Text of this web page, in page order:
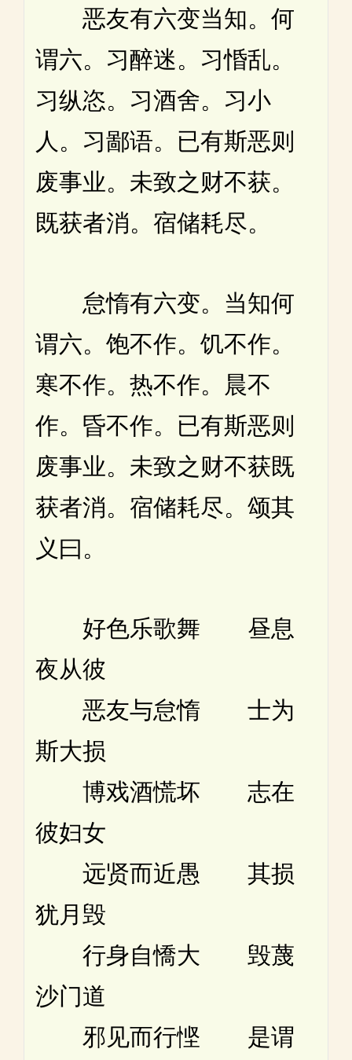
恶友有六变当知。何
谓六。习醉迷。习惛乱。
习纵恣。习酒舍。习小
人。习鄙语。已有斯恶则
废事业。未致之财不获。
既获者消。宿储耗尽。
怠惰有六变。当知何
谓六。饱不作。饥不作。
寒不作。热不作。晨不
作。昏不作。已有斯恶则
废事业。未致之财不获既
获者消。宿储耗尽。颂其
义曰。
好色乐歌舞 昼息
夜从彼
恶友与怠惰 士为
斯大损
博戏酒慌坏 志在
彼妇女
远贤而近愚 其损
犹月毁
行身自憍大 毁蔑
沙门道
邪见而行悭 是谓